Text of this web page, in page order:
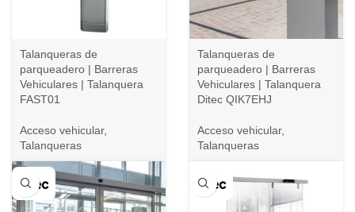
Talanqueras de
parqueadero | Barreras
Vehiculares | Talanquera
FAST01
Acceso vehicular,
Talanqueras
Talanqueras de
parqueadero | Barreras
Vehiculares | Talanquera
Ditec QIK7EHJ
Acceso vehicular,
Talanqueras